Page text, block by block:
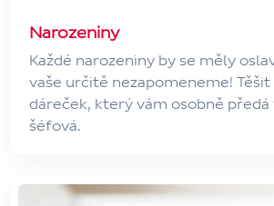
Narozeniny
Každé narozeniny by se měly
vaše určitě nezapomeneme!
dáreček, který vám osobně předá
šéfová.